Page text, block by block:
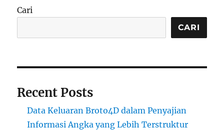
Cari
CARI
Recent Posts
Data Keluaran Broto4D dalam Penyajian
Informasi Angka yang Lebih Terstruktur